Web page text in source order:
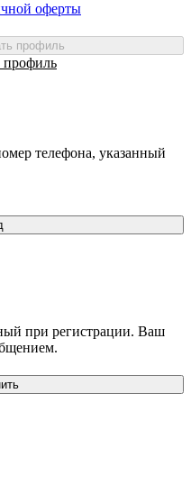
оферты
профиль
профиль
телефона, указанный
при регистрации. Ваш